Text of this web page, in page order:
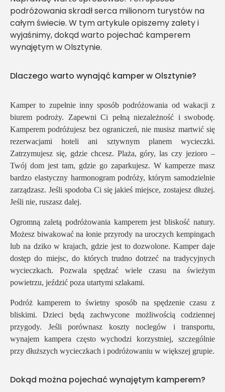
podróżowania skradł serca milionom turystów na
całym świecie. W tym artykule opiszemy zalety i
wyjaśnimy, dokąd warto pojechać kamperem
wynajętym w Olsztynie.
Dlaczego warto wynająć kamper w Olsztynie?
Kamper to zupełnie inny sposób podróżowania od wakacji z
biurem podroży. Zapewni Ci pełną niezależność i swobodę.
Kamperem podróżujesz bez ograniczeń, nie musisz martwić się
rezerwacjami hoteli ani sztywnym planem wycieczki.
Zatrzymujesz się, gdzie chcesz. Plaża, góry, las czy jezioro –
Twój dom jest tam, gdzie go zaparkujesz. W kamperze masz
bardzo elastyczny harmonogram podróży, którym samodzielnie
zarządzasz. Jeśli spodoba Ci się jakieś miejsce, zostajesz dłużej.
Jeśli nie, ruszasz dalej.
Ogromną zaletą podróżowania kamperem jest bliskość natury.
Możesz biwakować na łonie przyrody na uroczych kempingach
lub na dziko w krajach, gdzie jest to dozwolone. Kamper daje
dostęp do miejsc, do których trudno dotrzeć na tradycyjnych
wycieczkach. Pozwala spędzać wiele czasu na świeżym
powietrzu, jeździć poza utartymi szlakami.
Podróż kamperem to świetny sposób na spędzenie czasu z
bliskimi. Dzieci będą zachwycone możliwością codziennej
przygody. Jeśli porównasz koszty noclegów i transportu,
wynajem kampera często wychodzi korzystniej, szczególnie
przy dłuższych wycieczkach i podróżowaniu w większej grupie.
Dokąd można pojechać wynajętym kamperem?